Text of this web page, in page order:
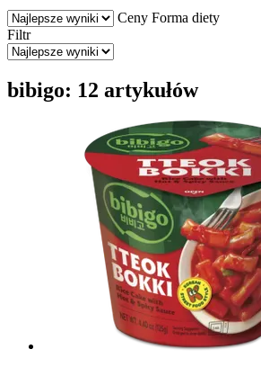
Ceny Forma diety
Filtr
bibigo: 12 artykułów